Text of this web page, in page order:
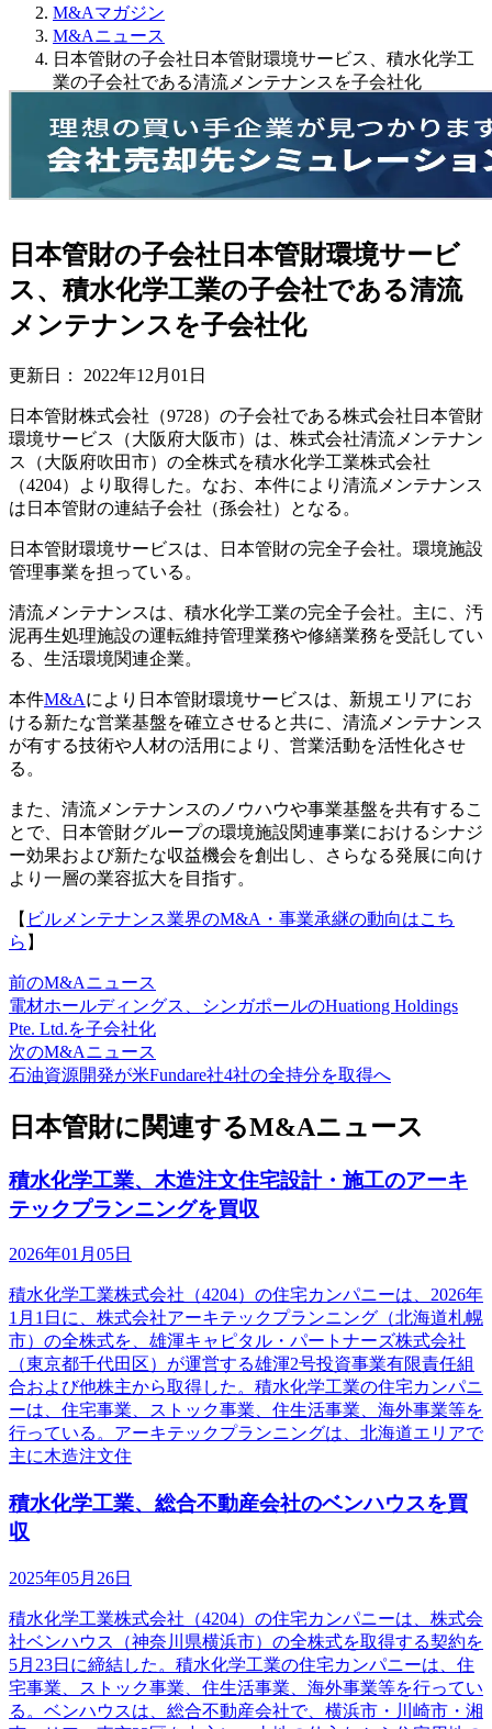
M&Aマガジン
M&Aニュース
日本管財の子会社日本管財環境サービス、積水化学工
業の子会社である清流メンテナンスを子会社化
日本管財の子会社日本管財環境サービ
ス、積水化学工業の子会社である清流
メンテナンスを子会社化
更新日： 2022年12月01日
日本管財株式会社（9728）の子会社である株式会社日本管財
環境サービス（大阪府大阪市）は、株式会社清流メンテナン
ス（大阪府吹田市）の全株式を積水化学工業株式会社
（4204）より取得した。なお、本件により清流メンテナンス
は日本管財の連結子会社（孫会社）となる。
日本管財環境サービスは、日本管財の完全子会社。環境施設
管理事業を担っている。
清流メンテナンスは、積水化学工業の完全子会社。主に、汚
泥再生処理施設の運転維持管理業務や修繕業務を受託してい
る、生活環境関連企業。
本件M&Aにより日本管財環境サービスは、新規エリアにお
ける新たな営業基盤を確立させると共に、清流メンテナンス
が有する技術や人材の活用により、営業活動を活性化させ
る。
また、清流メンテナンスのノウハウや事業基盤を共有するこ
とで、日本管財グループの環境施設関連事業におけるシナジ
ー効果および新たな収益機会を創出し、さらなる発展に向け
より一層の業容拡大を目指す。
【 ビルメンテナンス業界のM&A・事業承継の動向はこち
ら 】
前のM&Aニュース
電材ホールディングス、シンガポールのHuationg Holdings
Pte. Ltd.を子会社化
次のM&Aニュース
石油資源開発が米Fundare社4社の全持分を取得へ
日本管財に関連するM&Aニュース
積水化学工業、木造注文住宅設計・施工のアーキ
テックプランニングを買収
2026年01月05日
積水化学工業株式会社（4204）の住宅カンパニーは、2026年
1月1日に、株式会社アーキテックプランニング（北海道札幌
市）の全株式を、雄渾キャピタル・パートナーズ株式会社
（東京都千代田区）が運営する雄渾2号投資事業有限責任組
合および他株主から取得した。積水化学工業の住宅カンパニ
ーは、住宅事業、ストック事業、住生活事業、海外事業等を
行っている。アーキテックプランニングは、北海道エリアで
主に木造注文住
積水化学工業、総合不動産会社のベンハウスを買
収
2025年05月26日
積水化学工業株式会社（4204）の住宅カンパニーは、株式会
社ベンハウス（神奈川県横浜市）の全株式を取得する契約を
5月23日に締結した。積水化学工業の住宅カンパニーは、住
宅事業、ストック事業、住生活事業、海外事業等を行ってい
る。ベンハウスは、総合不動産会社で、横浜市・川崎市・湘